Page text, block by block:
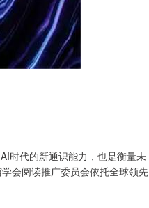
时代的新通识能力，也是衡量未
会阅读推广委员会依托全球领先